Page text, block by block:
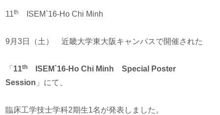
11th ISEM`16-Ho Chi Minh
9月3日（土） 近畿大学東大阪キャンパスで開催された
「 11th
ISEM`16-Ho Chi Minh Special Poster
Session 」にて、
臨床工学技士学科2期生1名が発表しました。